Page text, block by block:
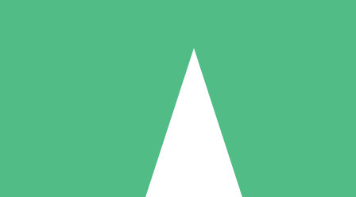
Packs de Crédits Individuels
à l'utilisation avec des crédits de téléchargement. Sans engagement
5 Téléchargements
US$